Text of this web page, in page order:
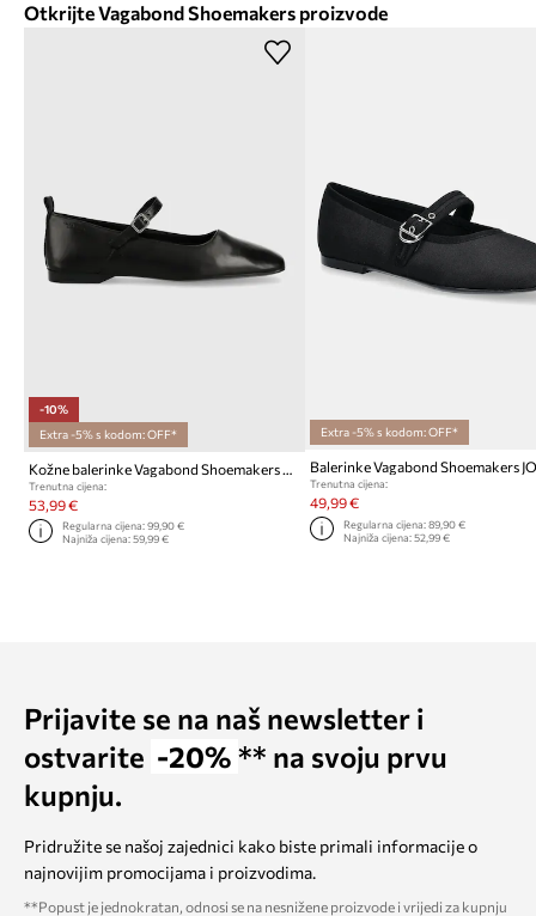
Otkrijte Vagabond Shoemakers proizvode
-10%
Extra -5% s kodom: OFF*
Kožne balerinke Vagabond Shoemakers Delia
Trenutna cijena:
53,99 €
Regularna cijena:99,90 €
Najniža cijena:59,99 €
Extra -5% s kodom: OFF*
Balerinke Vagabond Shoemakers
Trenutna cijena:
49,99 €
Regularna cijena: 89,90 €
Najniža cijena: 52,99 €
Prijavite se na naš newsletter i
ostvarite -20% ** na svoju prvu
kupnju.
Pridružite se našoj zajednici kako biste primali informacije o
najnovijim promocijama i proizvodima.
**Popust je jednokratan, odnosi se na nesnižene proizvode i vrijedi za kupnju